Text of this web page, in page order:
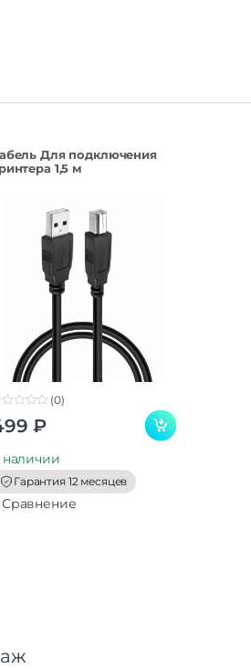
Для подключения
1,5 м
(0)
₽
наличии
Гарантия 12 месяцев
Сравнение